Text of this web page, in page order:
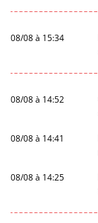
08/08 à 15:34
08/08 à 14:52
08/08 à 14:41
08/08 à 14:25